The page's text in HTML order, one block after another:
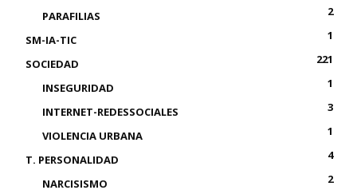
PARAFILIAS
2
SM-IA-TIC
1
SOCIEDAD
221
INSEGURIDAD
1
INTERNET-REDESSOCIALES
3
VIOLENCIA URBANA
1
T. PERSONALIDAD
4
NARCISISMO
2